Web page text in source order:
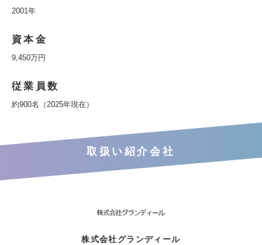
2001年
資本金
9,450万円
従業員数
約900名（2025年現在）
取扱い紹介会社
株式会社グランディール